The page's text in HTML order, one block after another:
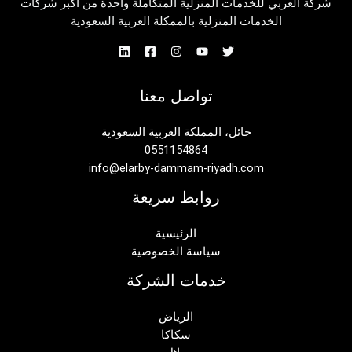
شركة العربي للخدمات المنزلية المتكاملة واحدة من أكبر شركات
الخدمات المنزلية بالممكلة العربية السعودية
تواصل معنا
حائل، المملكة العربية السعودية
0551154864
info@elarby-dammam-riyadh.com
روابط سريعة
الرئيسية
سياسة الخصوصية
خدمات الشركة
الرياض
سكاكا